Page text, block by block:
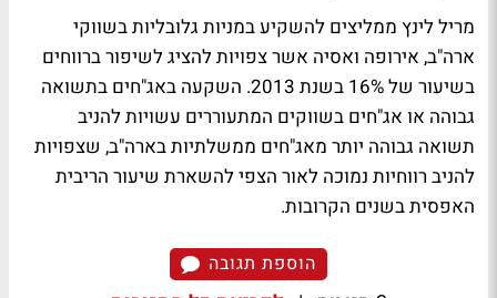
מריל לינץ ממליצים להשקיע במניות גלובליות בשווקי
ארה"ב, אירופה ואסיה אשר צפויות להציג לשיפור ברווחים
בשיעור של 16% בשנת 2013. השקעה באג"חים בתשואה
גבוהה או אג"חים בשווקים המתעוררים עשויות להניב
תשואה גבוהה יותר מאג"חים ממשלתיות בארה"ב, שצפויות
להניב רווחיות נמוכה לאור הצפי להשארת שיעור הריבית
האפסית בשנים הקרובות.
הוספת תגובה